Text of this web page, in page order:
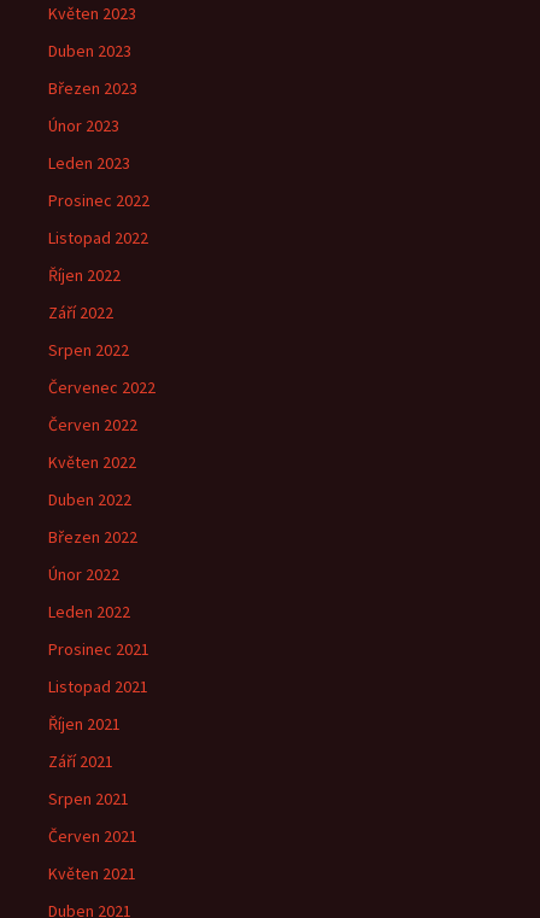
Květen 2023
Duben 2023
Březen 2023
Únor 2023
Leden 2023
Prosinec 2022
Listopad 2022
Říjen 2022
Září 2022
Srpen 2022
Červenec 2022
Červen 2022
Květen 2022
Duben 2022
Březen 2022
Únor 2022
Leden 2022
Prosinec 2021
Listopad 2021
Říjen 2021
Září 2021
Srpen 2021
Červen 2021
Květen 2021
Duben 2021